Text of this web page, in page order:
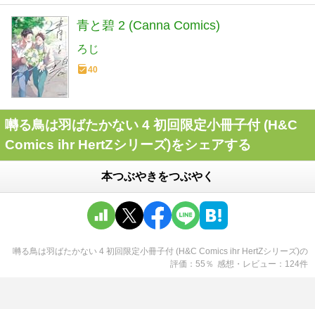
青と碧 2 (Canna Comics)
ろじ
40
囀る鳥は羽ばたかない 4 初回限定小冊子付 (H&C
Comics ihr HertZシリーズ)をシェアする
本つぶやきをつぶやく
囀る鳥は羽ばたかない 4 初回限定小冊子付 (H&C Comics ihr HertZシリーズ)の
評価
55 ％ 感想・レビュー 124件